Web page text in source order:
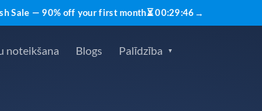
Sale — 90% off your first month⏳00:29:45 →
noteikšana Blogs Palīdzība